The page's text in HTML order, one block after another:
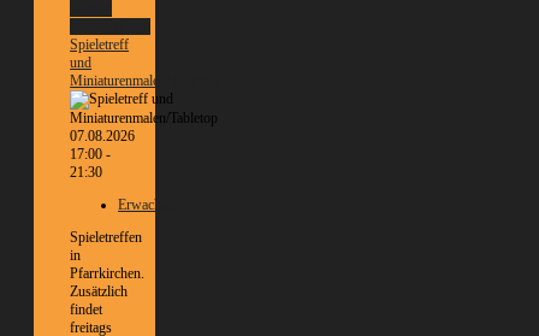
Spieletreff
und
Miniaturenmalen/Tabletop
07.08.2026
17:00 -
21:30
Erwachsene
Spieletreffen
in
Pfarrkirchen.
Zusätzlich
findet
freitags